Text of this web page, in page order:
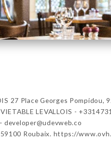
27 Place Georges Pompidou,
LEVALLOIS -
developer@udevweb.co
Roubaix. https://